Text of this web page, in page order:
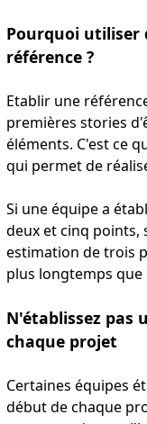
Pourquoi utiliser
référence ?
Etablir une
premières stories
éléments. C'est ce
qui permet de
Si une équipe a
deux et cinq points,
estimation de trois
plus longtemps
N'établissez pas
chaque projet
Certaines équipes
début de chaque